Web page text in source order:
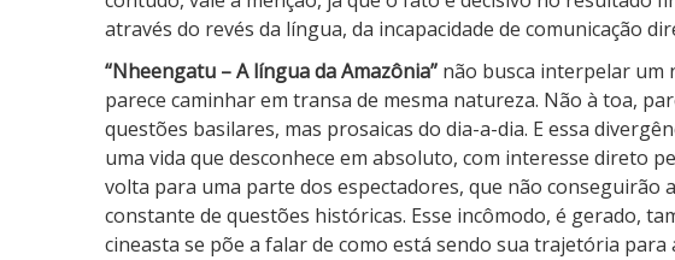
m
a
ô
n
através do revés da língua, da incapacidade de comunicação
“Nheengatu – A língua da Amazônia” não busca interpelar um
parece caminhar em transa de mesma natureza. Não à toa,
questões basilares, mas prosaicas do dia-a-dia. E essa
uma vida que desconhece em absoluto, com interesse direto
volta para uma parte dos espectadores, que não conseguirão
constante de questões históricas. Esse incômodo, é gerado,
cineasta se põe a falar de como está sendo sua trajetória para